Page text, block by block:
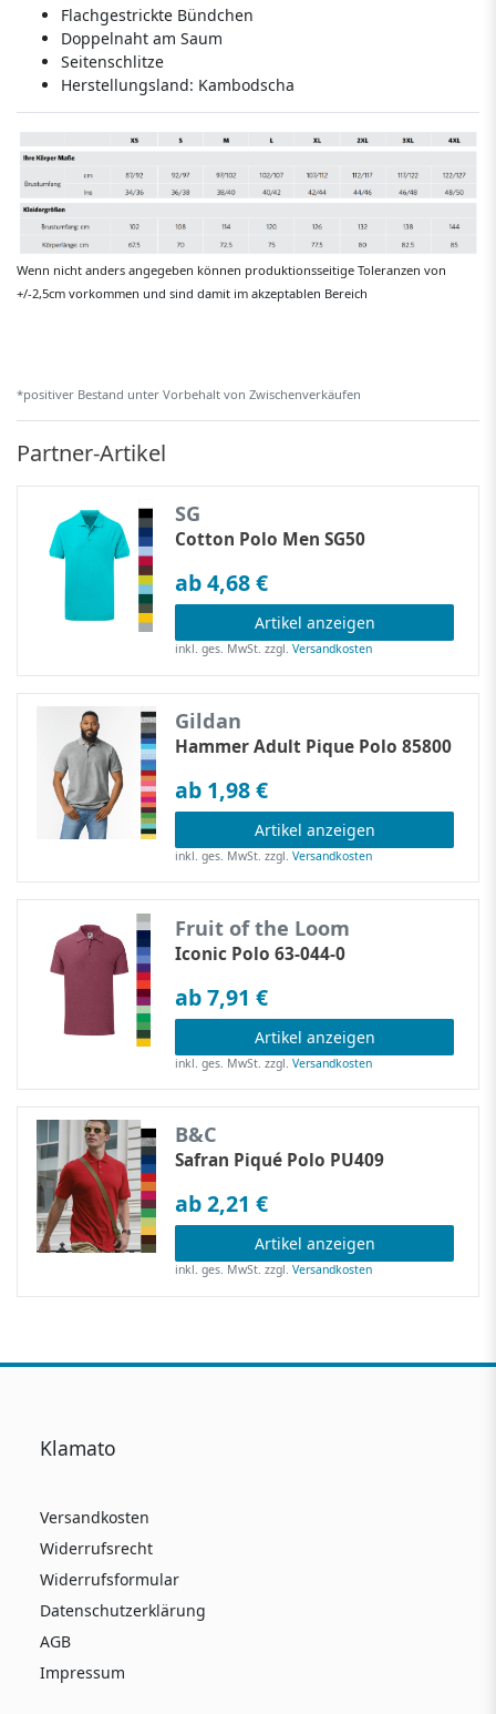
Flachgestrickte Bündchen
Doppelnaht am Saum
Seitenschlitze
Herstellungsland: Kambodscha
Wenn nicht anders angegeben können produktionsseitige Toleranzen von
+/-2,5cm vorkommen und sind damit im akzeptablen Bereich
*positiver Bestand unter Vorbehalt von Zwischenverkäufen
Partner-Artikel
SG
Cotton Polo Men SG50
ab 4,68 €
Artikel anzeigen
inkl. ges. MwSt. zzgl.Versandkosten
Gildan
Hammer Adult Pique Polo 85800
ab 1,98 €
Artikel anzeigen
inkl. ges. MwSt. zzgl.Versandkosten
Fruit of the Loom
Iconic Polo 63-044-0
ab 7,91 €
Artikel anzeigen
inkl. ges. MwSt. zzgl.Versandkosten
B&C
Safran Piqué Polo PU409
ab 2,21 €
Artikel anzeigen
inkl. ges. MwSt. zzgl.Versandkosten
Klamato
Versandkosten
Widerrufsrecht
Widerrufsformular
Datenschutzerklärung
AGB
Impressum